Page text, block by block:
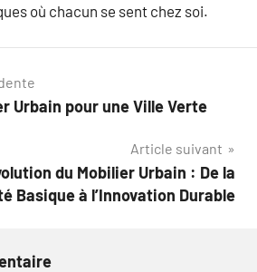
où chacun se sent chez soi.
Urbain pour une Ville Verte
Article suivant
du Mobilier Urbain : De la
Basique à l’Innovation Durable